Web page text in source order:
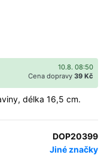
10.8. 08:50
Cena dopravy 39 Kč
délka 16,5 cm.
DOP20399
Jiné značky